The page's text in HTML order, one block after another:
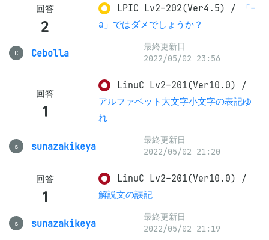
回答
2
LPIC Lv2-202(Ver4.5) /
「-
a」ではダメでしょうか？
C Cebolla
最終更新日
2022/05/02 23:56
回答
1
LinuC Lv2-201(Ver10.0) /
アルファベット大文字小文字の表記ゆ
れ
s sunazakikeya
最終更新日
2022/05/02 21:20
回答
1
LinuC Lv2-201(Ver10.0) /
解説文の誤記
s sunazakikeya
最終更新日
2022/05/02 21:19